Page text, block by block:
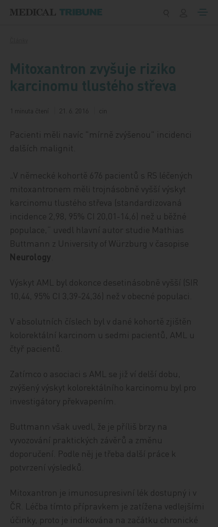
Mitoxantron zvyšuje riziko
karcinomu tlustého střeva
1 minuta čtení 21. 6. 2016 cin
Pacienti měli navíc "mírně zvýšenou" incidenci
dalších malignit.
„V německé kohortě 676 pacientů s RS léčených
mitoxantronem měli trojnásobně vyšší výskyt
karcinomu tlustého střeva (standardizovaná
incidence 2,98, 95% CI 20,01-14,6) než u běžné
populace,“ uvedl hlavní autor studie Mathias
Buttmann z University of Würzburg v časopise
Neurology
Výskyt AML byl dokonce desetinásobně vyšší (SIR
10,44, 95% CI 3,39-24,36) než v obecné populaci.
V absolutních číslech byl v dané kohortě zjištěn
kolorektální karcinom u sedmi pacientů, AML u
čtyř pacientů.
Zatímco o asociaci s AML se již ví delší dobu,
zvýšený výskyt kolorektálního karcinomu byl pro
investigátory překvapením.
Buttmann však uvedl, že je příliš brzy na
vyvozování praktických závěrů a změnu
doporučení. Podle něj je třeba další práce k
potvrzení výsledků.
Mitoxantron je imunosupresivní lék dostupný i v
ČR. Léčba tímto přípravkem je zatížena vedlejšími
účinky, proto je indikována na začátku chronické